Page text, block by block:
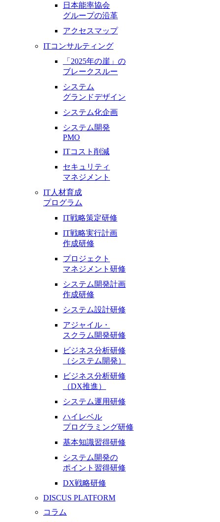
日本能率協会
グループの沿革
アクセスマップ
ITコンサルティング
「2025年の崖」の
ブレークスルー
システム
グランドデザイン
システム化企画
システム開発
PMO
ITコスト削減
セキュリティ
マネジメント
IT人材育成
プログラム
IT戦略策定研修
IT戦略実行計画
作成研修
プロジェクト
マネジメント研修
システム開発計画
作成研修
システム設計研修
アジャイル・
スクラム開発研修
ビジネス分析研修
（システム開発）
ビジネス分析研修
（DX推進）
システム運用研修
ハイレベル
プログラミング研修
基本知識習得研修
システム開発の
ポイント習得研修
DX戦略研修
DISCUS PLATFORM
コラム